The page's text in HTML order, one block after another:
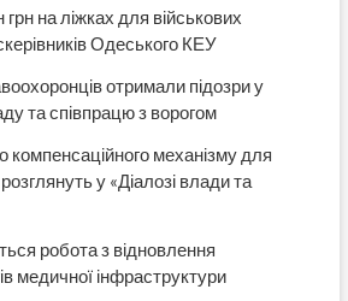
на ліжках для військових
Одеського КЕУ
отримали підозри у
та співпрацю з ворогом
компенсаційного механізму для
у «Діалозі влади та
робота з відновлення
медичної інфраструктури